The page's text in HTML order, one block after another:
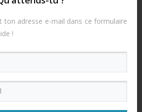
devient
nt le modèle
reproduira.
Ton enfant
ton adresse e-mail dans ce formulaire
!